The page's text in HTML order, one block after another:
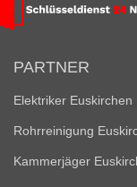
PARTNER
Elektriker Euskirchen
Rohrreinigung
Kammerjäger